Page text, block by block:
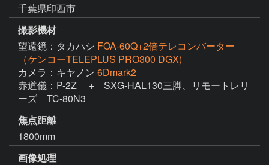
千葉県印西市
撮影機材
望遠鏡：タカハシ FOA-60Q+2倍テレコンバーター
（ケンコーTELEPLUS PRO300 DGX)
カメラ：キヤノン 6Dmark2
赤道儀：P-2Z 　+　SXG-HAL130三脚、リモートレリ
ーズ　TC-80N3
焦点距離
1800mm
画像処理